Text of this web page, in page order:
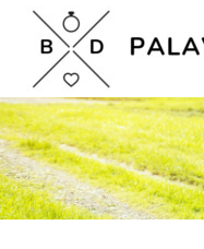
content
Le
rendez-
vous
détente
pour
toute